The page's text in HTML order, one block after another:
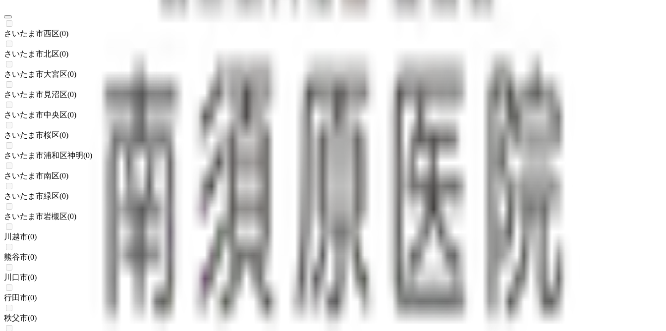
さいたま市西区(0)
さいたま市北区(0)
さいたま市大宮区(0)
さいたま市見沼区(0)
さいたま市中央区(0)
さいたま市桜区(0)
さいたま市浦和区神明(0)
さいたま市南区(0)
さいたま市緑区(0)
さいたま市岩槻区(0)
川越市(0)
熊谷市(0)
川口市(0)
行田市(0)
秩父市(0)